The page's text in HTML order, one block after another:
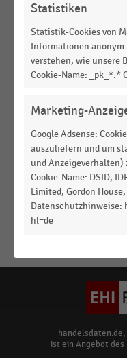
Umsatz der
Umsatz der
Bedeutung
MEHR
Ergebnisse
überprüfenist ein Angebot
Statistiken
Statistik-Cookies von
Informationen
verstehen, wie unsere
Cookie-Name: _pk_*.*
Marketing-
Google Adsense:
auszuliefern und um
und Anzeigeverhalten)
Cookie-Name: DSID,
Limited, Gordon
Datenschutzhinweise:
hl=de